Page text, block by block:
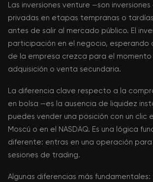
Las inversiones venture —son
privadas en etapas tempranas o
antes de salir al mercado público. El
participación en el negocio, esperando
de la empresa crezca para el momento
adquisición o venta secundaria.
La diferencia clave respecto a la
en bolsa —es la ausencia de liquidez
puedes vender una posición con un clic
Moscú o en el NASDAQ. Es una lógica
diferente: entras en una operación
sesiones de trading.
Algunas diferencias más fundamentales: